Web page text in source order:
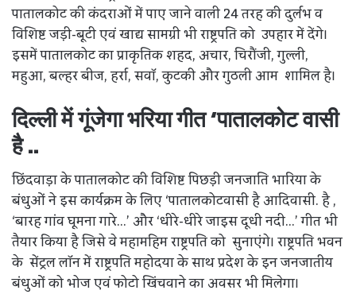
पातालकोट की कंदराओं में पाए जाने वाली 24 तरह की दुर्लभ व
विशिष्ट जड़ी-बूटी एवं खाद्य सामग्री भी राष्ट्रपति को उपहार में देंगे।
इसमें पातालकोट का प्राकृतिक शहद, अचार, चिरौंजी, गुल्ली,
महुआ, बल्हर बीज, हर्रा, सवॉ, कुटकी और गुठली आम शामिल है।
दिल्ली में गूंजेगा भरिया गीत ‘पातालकोट वासी
है ..
छिंदवाड़ा के पातालकोट की विशिष्ट पिछड़ी जनजाति भारिया के
बंधुओं ने इस कार्यक्रम के लिए ‘पातालकोटवासी है आदिवासी. है ,
‘बारह गांव घूमना गारे…’ और ‘धीरे-धीरे जाइस दूधी नदी…’ गीत भी
तैयार किया है जिसे वे महामहिम राष्ट्रपति को सुनाएंगे। राष्ट्रपति भवन
के सेंट्रल लॉन में राष्ट्रपति महोदया के साथ प्रदेश के इन जनजातीय
बंधुओं को भोज एवं फोटो खिंचवाने का अवसर भी मिलेगा।